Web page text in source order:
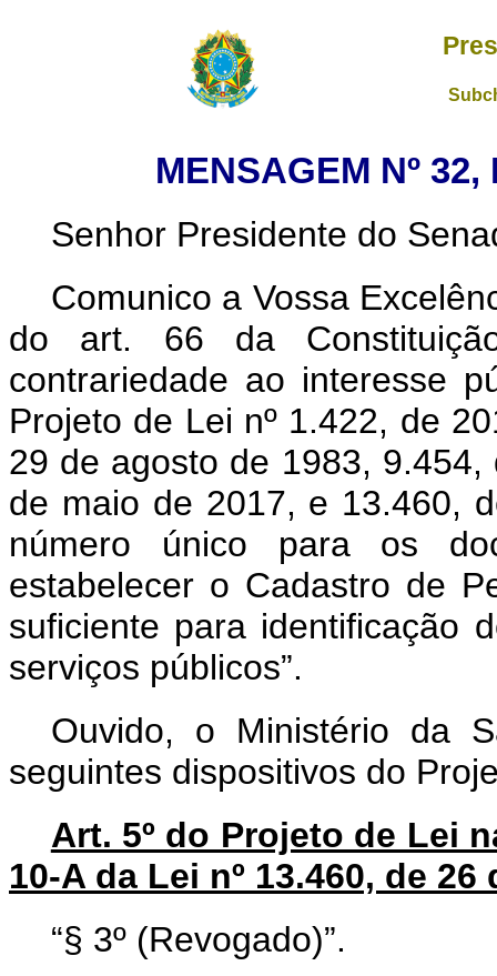
MENSAGEM Nº
Senhor Presidente do
Comunico a Vossa
do art. 66 da
contrariedade ao interesse
Projeto de Lei nº 1.422, de
29 de agosto de 1983,
de maio de 2017, e 13.460,
número único para os
estabelecer o Cadastro de
suficiente para identificação
serviços públicos”.
Ouvido, o Ministério da
seguintes dispositivos do
Art. 5º do Projeto de Lei
10-A da Lei nº 13.460, de
“§ 3º (Revogado)”.